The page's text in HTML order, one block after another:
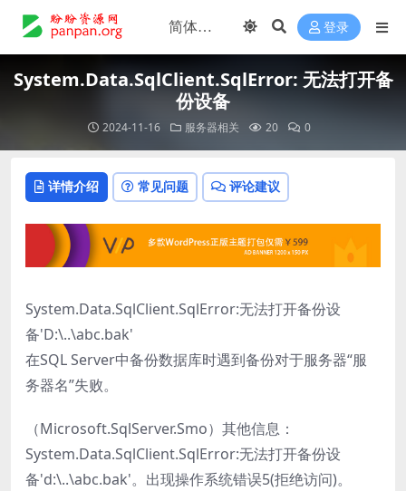
登录
System.Data.SqlClient.SqlError: 无法打开备
份设备
2024-11-16 服务器相关 20 0
详情介绍 常见问题 评论建议
System.Data.SqlClient.SqlError:无法打开备份设
备'D:\..\abc.bak'
在SQL Server中备份数据库时遇到备份对于服务器“服
务器名”失败。
（Microsoft.SqlServer.Smo）其他信息：
System.Data.SqlClient.SqlError:无法打开备份设
备'd:\..\abc.bak'。出现操作系统错误5(拒绝访问)。